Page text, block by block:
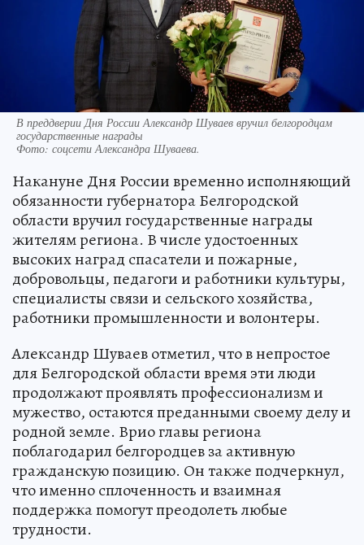
В преддверии Дня России Александр Шуваев вручил белгородцам
государственные награды
Фото: соцсети Александра Шуваева.
Накануне Дня России временно исполняющий
обязанности губернатора Белгородской
области вручил государственные награды
жителям региона. В числе удостоенных
высоких наград спасатели и пожарные,
добровольцы, педагоги и работники культуры,
специалисты связи и сельского хозяйства,
работники промышленности и волонтеры.
Александр Шуваев отметил, что в непростое
для Белгородской области время эти люди
продолжают проявлять профессионализм и
мужество, остаются преданными своему делу и
родной земле. Врио главы региона
поблагодарил белгородцев за активную
гражданскую позицию. Он также подчеркнул,
что именно сплоченность и взаимная
поддержка помогут преодолеть любые
трудности.